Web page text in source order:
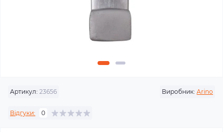
Артикул: 23656 Виробник: Arino
Відгуки: 0